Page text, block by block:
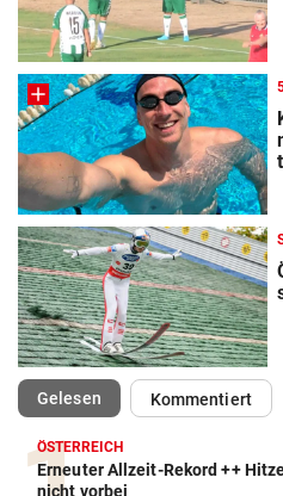
Gelesen(ausgewählt)Kommentiert
ÖSTERREICH
Erneuter Allzeit-Rekord ++
nicht vorbei